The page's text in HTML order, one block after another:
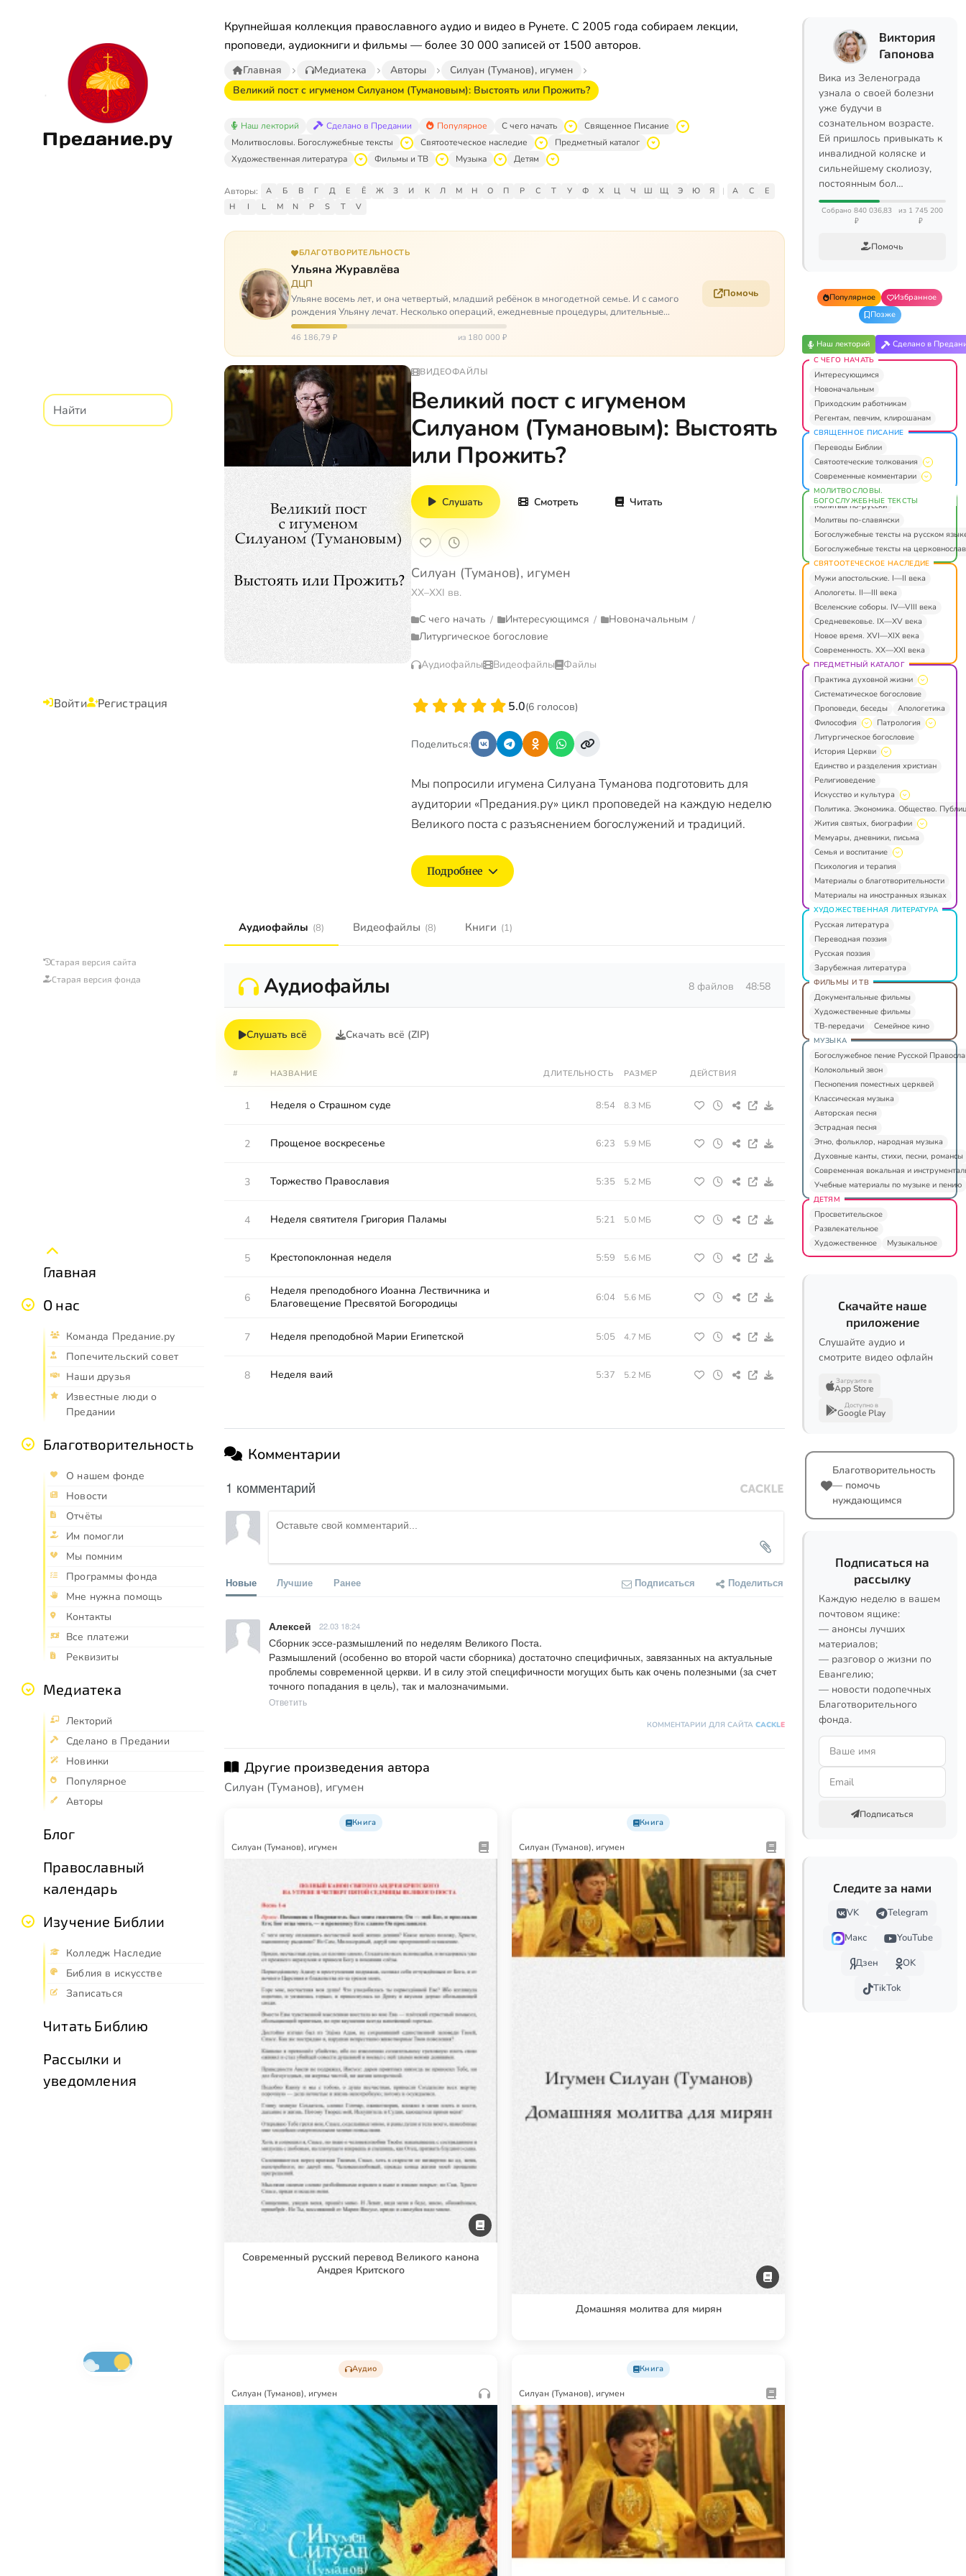
Предание.ру
Войти Регистрация
Старая версия сайта
Старая версия фонда
Главная
О нас
Команда Предание.ру
Попечительский совет
Наши друзья
Известные люди о
Предании
Благотворительность
О нашем фонде
Новости
Отчёты
Им помогли
Мы помним
Программы фонда
Мне нужна помощь
Контакты
Все платежи
Реквизиты
Медиатека
Лекторий
Сделано в Предании
Новинки
Популярное
Авторы
Блог
Православный
календарь
Изучение Библии
Колледж Наследие
Библия в искусстве
Записаться
Читать Библию
Рассылки и
уведомления
Крупнейшая коллекция православного аудио и видео в Рунете. С 2005 года собираем лекции,
проповеди, аудиокниги и фильмы — более 30 000 записей от 1500 авторов.
Главная Медиатека Авторы
Силуан (Туманов), игумен
Великий пост с игуменом Силуаном (Тумановым): Выстоять или Прожить?
Наш лекторий Сделано в Предании Популярное С чего начать
Священное Писание
Молитвословы. Богослужебные тексты
Святоотеческое наследие
Предметный каталог
Художественная литература
Фильмы и ТВ Музыка Детям
Авторы: А Б В Г Д Е Ё Ж З И К Л М Н О П Р С Т У Ф Х Ц Ч Ш Щ Э Ю Я | A C
E
H
I L M N P S T V
БЛАГОТВОРИТЕЛЬНОСТЬ
Ульяна Журавлёва
ДЦП
Ульяне восемь лет, и она четвертый, младший ребёнок в многодетной семье. И с самого
рождения Ульяну лечат. Несколько операций, ежедневные процедуры, длительные
реабилитации и беско…
46 186,79 ₽ из 180 000 ₽
Помочь
ВИДЕОФАЙЛЫ
Великий пост с игуменом
Силуаном (Тумановым): Выстоять
или Прожить?
Слушать Смотреть Читать
Силуан (Туманов), игумен
XX–XXI вв.
С чего начать / Интересующимся / Новоначальным /
Литургическое богословие
Аудиофайлы Видеофайлы Файлы
5.0(6 голосов)
Поделиться:
Мы попросили игумена Силуана Туманова подготовить для
аудитории «Предания.ру» цикл проповедей на каждую неделю
Великого поста с разъяснением богослужений и традиций.
Подробнее
Аудиофайлы (8) Видеофайлы (8) Книги (1)
Аудиофайлы 8 файлов 48:58
Слушать всё Скачать всё (ZIP)
# НАЗВАНИЕ ДЛИТЕЛЬНОСТЬ РАЗМЕР ДЕЙСТВИЯ
1 Неделя о Страшном суде 8:54 8.3 МБ
2 Прощеное воскресенье 6:23 5.9 МБ
3 Торжество Православия 5:35 5.2 МБ
4 Неделя святителя Григория Паламы 5:21 5.0 МБ
5 Крестопоклонная неделя 5:59 5.6 МБ
6
Неделя преподобного Иоанна Лествичника и
Благовещение Пресвятой Богородицы
6:04 5.6 МБ
7 Неделя преподобной Марии Египетской 5:05 4.7 МБ
8 Неделя ваий 5:37 5.2 МБ
Комментарии
1 комментарий
Новые Лучшие Ранее Подписаться Поделиться
Алексей 22.03 18:24
Сборник эссе-размышлений по неделям Великого Поста.
Размышлений (особенно во второй части сборника) достаточно специфичных, завязанных на актуальные
проблемы современной церкви. И в силу этой специфичности могущих быть как очень полезными (за счет
точного попадания в цель), так и малозначимыми.
Ответить
КОММЕНТАРИИ ДЛЯ САЙТА CACKLE
Другие произведения автора
Силуан (Туманов), игумен
Книга
Силуан (Туманов), игумен
Современный русский перевод Великого канона
Андрея Критского
Книга
Силуан (Туманов), игумен
Домашняя молитва для мирян
Аудио
Силуан (Туманов), игумен
Книга
Силуан (Туманов), игумен
Виктория
Гапонова
Вика из Зеленограда
узнала о своей болезни
уже будучи в
сознательном возрасте.
Ей пришлось привыкать к
инвалидной коляске и
сильнейшему сколиозу,
постоянным бол…
Собрано 840 036,83
₽
из 1 745 200
₽
Помочь
Популярное
Избранное
Позже
Наш лекторий Сделано в
С ЧЕГО НАЧАТЬ
Интересующимся
Новоначальным
Приходским работникам
Регентам, певчим, клирошанам
СВЯЩЕННОЕ ПИСАНИЕ
Переводы Библии
Святоотеческие толкования
Современные комментарии
МОЛИТВОСЛОВЫ.
БОГОСЛУЖЕБНЫЕ ТЕКСТЫ
Молитвы по-русски
Молитвы по-славянски
Богослужебные тексты на русском
Богослужебные тексты на
СВЯТООТЕЧЕСКОЕ НАСЛЕДИЕ
Мужи апостольские. I—II века
Апологеты. II—III века
Вселенские соборы. IV—VIII века
Средневековье. IX—XV века
Новое время. XVI—XIX века
Современность. XX—XXI века
ПРЕДМЕТНЫЙ КАТАЛОГ
Практика духовной жизни
Систематическое богословие
Проповеди, беседы
Апологетика
Философия
Патрология
Литургическое богословие
История Церкви
Единство и разделения христиан
Религиоведение
Искусство и культура
Политика. Экономика. Общество.
Жития святых, биографии
Мемуары, дневники, письма
Семья и воспитание
Психология и терапия
Материалы о благотворительности
Материалы на иностранных языках
ХУДОЖЕСТВЕННАЯ ЛИТЕРАТУРА
Русская литература
Переводная поэзия
Русская поэзия
Зарубежная литература
ФИЛЬМЫ И ТВ
Документальные фильмы
Художественные фильмы
ТВ-передачи
Семейное кино
МУЗЫКА
Богослужебное пение Русской
Колокольный звон
Песнопения поместных церквей
Классическая музыка
Авторская песня
Эстрадная песня
Этно, фольклор, народная музыка
Духовные канты, стихи, песни, романсы
Современная вокальная и
Учебные материалы по музыке и пению
ДЕТЯМ
Просветительское
Развлекательное
Художественное
Музыкальное
Скачайте наше
приложение
Слушайте аудио и
смотрите видео офлайн
Загрузите в
App Store
Доступно в
Google Play
Благотворительность
— помочь
нуждающимся
Подписаться на
рассылку
Каждую неделю в вашем
почтовом ящике:
— анонсы лучших
материалов;
— разговор о жизни по
Евангелию;
— новости подопечных
Благотворительного
фонда.
Подписаться
Следите за нами
VK
Telegram
Макс
YouTube
Дзен
OK
TikTok